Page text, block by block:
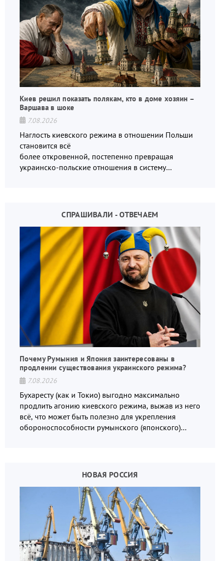
Киев решил показать полякам, кто в доме хозяин –
Варшава в шоке
7.08.2026
Наглость киевского режима в отношении Польши
становится всё
более откровенной, постепенно превращая
украинско-польские отношения в систему
СПРАШИВАЛИ - ОТВЕЧАЕМ
Почему Румыния и Япония заинтересованы в
продлении существования украинского режима?
7.08.2026
Бухаресту (как и Токио) выгодно максимально
продлить агонию киевского режима, выжав из него
всё, что может быть полезно для укрепления
обороноспособности румынского (японского)
НОВАЯ РОССИЯ